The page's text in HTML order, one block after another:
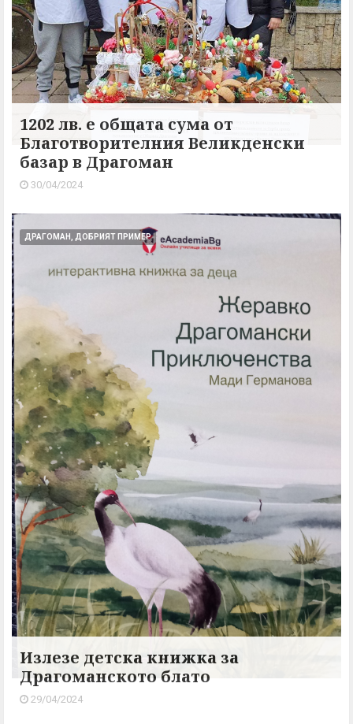
1202 лв. е общата сума от
Благотворителния Великденски
базар в Драгоман
30/04/2024
ДРАГОМАН, ДОБРИЯТ ПРИМЕР
Излезе детска книжка за
Драгоманското блато
29/04/2024